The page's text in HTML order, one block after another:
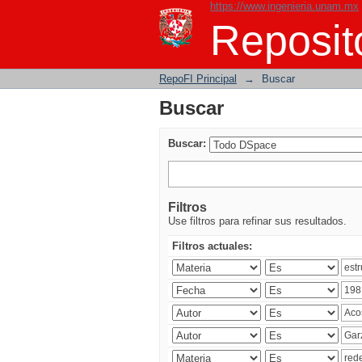
https://www.ingenieria.unam.mx
Buscar
RepoFI Principal → Buscar
Buscar
Buscar:
Filtros
Use filtros para refinar sus resultados.
Filtros actuales: